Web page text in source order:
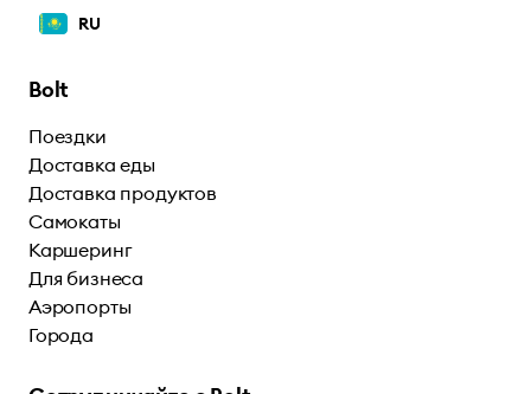
RU
Bolt
Поездки
Доставка еды
Доставка продуктов
Самокаты
Каршеринг
Для бизнеса
Аэропорты
Города